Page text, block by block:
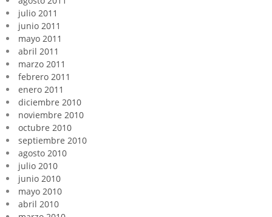
julio 2011
junio 2011
mayo 2011
abril 2011
marzo 2011
febrero 2011
enero 2011
diciembre 2010
noviembre 2010
octubre 2010
septiembre 2010
agosto 2010
julio 2010
junio 2010
mayo 2010
abril 2010